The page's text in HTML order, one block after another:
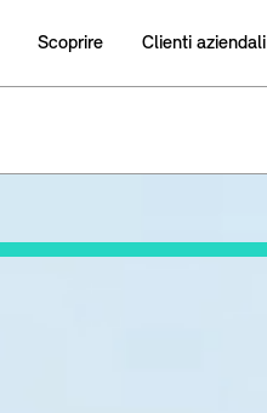
Scoprire Clienti aziendali